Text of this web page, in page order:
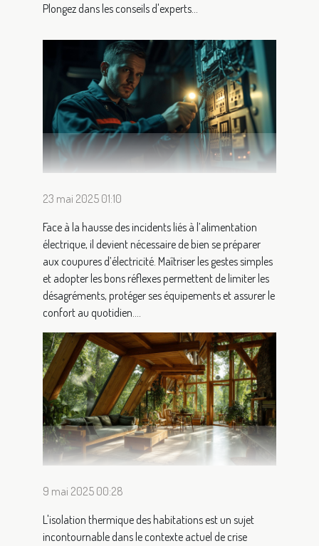
Plongez dans les conseils d'experts...
23 mai 2025 01:10
Face à la hausse des incidents liés à l’alimentation
électrique, il devient nécessaire de bien se préparer
aux coupures d’électricité. Maîtriser les gestes simples
et adopter les bons réflexes permettent de limiter les
désagréments, protéger ses équipements et assurer le
confort au quotidien....
9 mai 2025 00:28
L'isolation thermique des habitations est un sujet
incontournable dans le contexte actuel de crise